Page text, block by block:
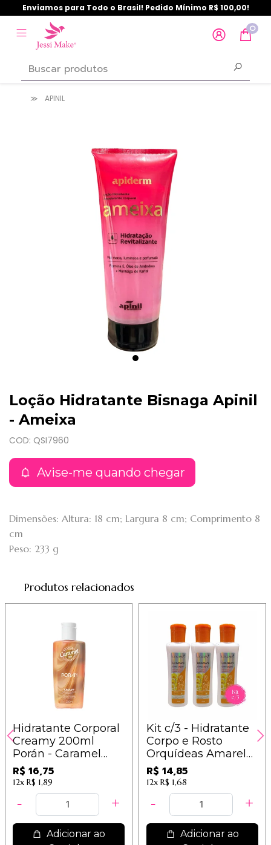
Enviamos para Todo o Brasil! Pedido Mínimo R$ 100,00!
0
APINIL
Loção Hidratante Bisnaga Apinil
- Ameixa
COD: QSI7960
Avise-me quando chegar
Dimensões: Altura: 18 cm; Largura 8 cm; Comprimento 8
cm
Peso: 233 g
Produtos relacionados
Hidratante Corporal
Creamy 200ml
Porán - Caramel
Pop
R$ 16,75
12x R$ 1,89
Adicionar ao
Kit c/3 - Hidratante
Corpo e Rosto
Orquídeas Amarelas
135ml Ludurana -
B00426
R$ 14,85
12x R$ 1,68
Adicionar ao